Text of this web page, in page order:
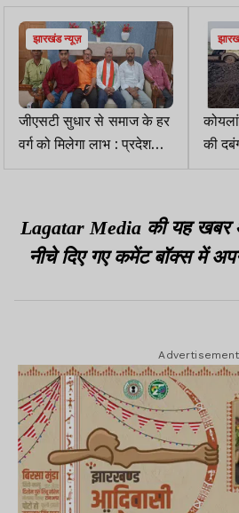
झारखंड न्यूज़
जीएसटी सुधार से समाज के हर
वर्ग को मिलेगा लाभ : प्रदेश
महामंत्री
की
Lagatar Media की यह खबर
नीचे दिए गए कमेंट बॉक्स में
Advertisement